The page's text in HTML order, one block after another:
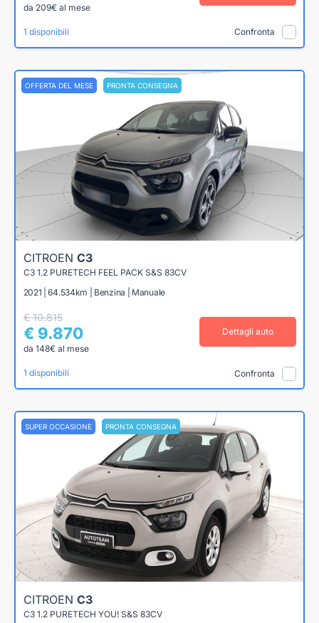
da 209€ al mese
1 disponibili Confronta
OFFERTA DEL MESE PRONTA CONSEGNA
CITROEN C3
C3 1.2 PURETECH FEEL PACK S&S 83CV
2021 | 64.534km | Benzina | Manuale
€ 10.815
€ 9.870
da 148€ al mese
Dettagli auto
1 disponibili Confronta
SUPER OCCASIONE PRONTA CONSEGNA
CITROEN C3
C3 1.2 PURETECH YOU! S&S 83CV